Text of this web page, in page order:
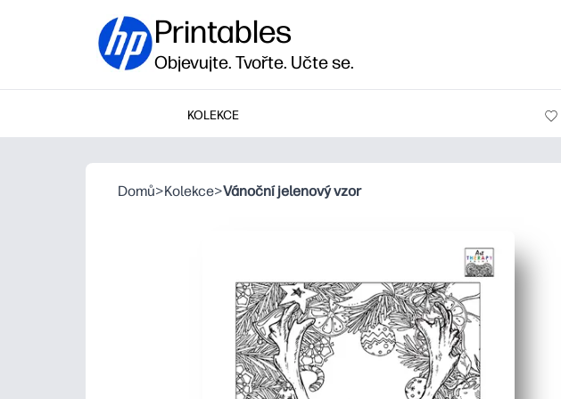
Printables
Objevujte. Tvořte. Učte se.
KOLEKCE
Domů>Kolekce>Vánoční jelenový vzor